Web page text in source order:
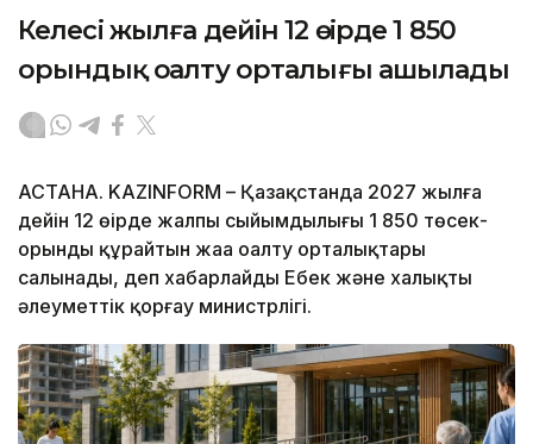
Келесі жылға дейін 12 өңірде 1 850
орындық оңалту орталығы ашылады
АСТАНА. KAZINFORM – Қазақстанда 2027 жылға
дейін 12 өңірде жалпы сыйымдылығы 1 850 төсек-
орынды құрайтын жаңа оңалту орталықтары
салынады, деп хабарлайды Еңбек және халықты
әлеуметтік қорғау министрлігі.